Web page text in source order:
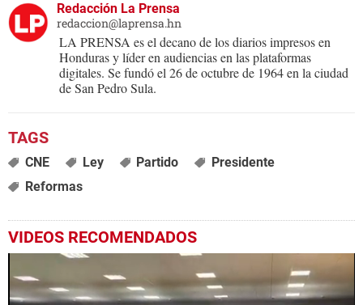
Redacción La Prensa
redaccion@laprensa.hn
LA PRENSA es el decano de los diarios impresos en
Honduras y líder en audiencias en las plataformas
digitales. Se fundó el 26 de octubre de 1964 en la ciudad
de San Pedro Sula.
CNE Ley Partido
Presidente
Reformas
VIDEOS RECOMENDADOS